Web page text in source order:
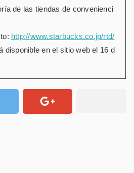
de las tiendas de convenienci
http://www.starbucks.co.jp/rtd/
disponible en el sitio web el 16 d